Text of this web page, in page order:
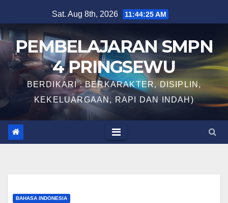
to
content
Sat. Aug 8th, 2026 11:44:26 AM
PEMBELAJARAN SMPN
4 PRINGSEWU
BERDIKARI : BERKARAKTER, DISIPLIN,
KEKELUARGAAN, RAPI DAN INDAH)
BAHASA INDONESIA